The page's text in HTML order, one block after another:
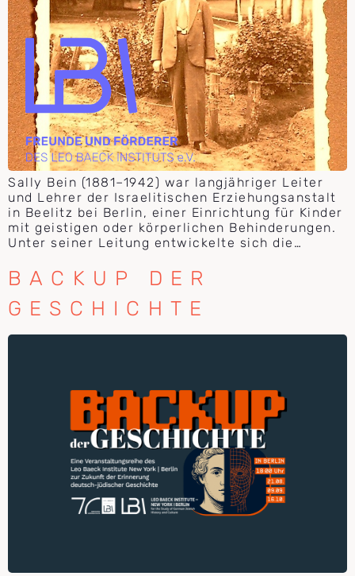
Sally Bein (1881–1942) war langjähriger Leiter
und Lehrer der Israelitischen Erziehungsanstalt
in Beelitz bei Berlin, einer Einrichtung für Kinder
mit geistigen oder körperlichen Behinderungen.
Unter seiner Leitung entwickelte sich die…
BACKUP DER
GESCHICHTE